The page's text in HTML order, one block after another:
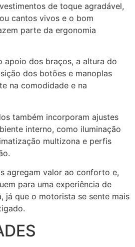
de toque agradável,
cantos vivos e o bom
parte da ergonomia
apoio dos braços, a altura do
dos botões e manoplas
na comodidade e na
também incorporam ajustes
interno, como iluminação
multizona e perfis
agregam valor ao conforto e,
para uma experiência de
já que o motorista se sente mais